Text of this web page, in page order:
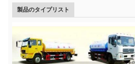
製品のタイプリスト